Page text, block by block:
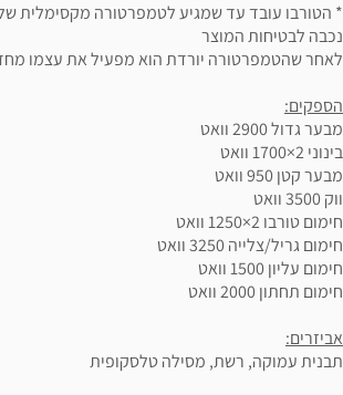
נכבה לבטיחות המוצר
לאחר שהטמפרטורה יורדת הוא מפעיל את עצמו
הספקים:
מבער גדול 2900 וואט
בינוני 2×1700 וואט
מבער קטן 950 וואט
ווק 3500 וואט
חימום טורבו 2×1250 וואט
חימום גריל/צלייה 3250 וואט
חימום עליון 1500 וואט
חימום תחתון 2000 וואט
אביזרים:
תבנית עמוקה, רשת, מסילה טלסקופית